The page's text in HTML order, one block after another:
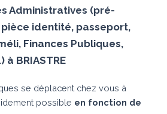
Administratives (pré-
identité, passeport,
Finances Publiques,
à BRIASTRE
se déplacent chez vous à
possible en fonction de